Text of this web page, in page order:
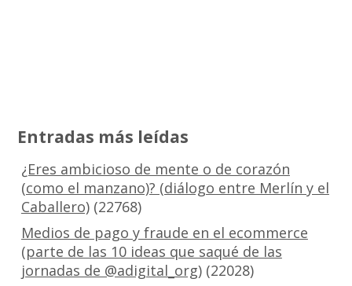
Entradas más leídas
¿Eres ambicioso de mente o de corazón
(como el manzano)? (diálogo entre Merlín y el
Caballero)(22768)
Medios de pago y fraude en el ecommerce
(parte de las 10 ideas que saqué de las
jornadas de @adigital_org)(22028)